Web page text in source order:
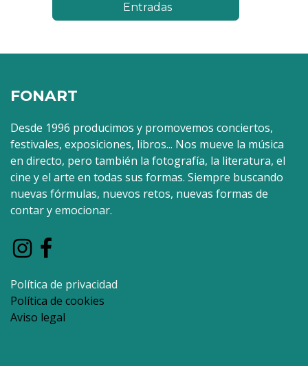
Entradas
FONART
Desde 1996 producimos y promovemos conciertos,
festivales, exposiciones, libros... Nos mueve la música
en directo, pero también la fotografía, la literatura, el
cine y el arte en todas sus formas. Siempre buscando
nuevas fórmulas, nuevos retos, nuevas formas de
contar y emocionar.
Política de privacidad
Política de cookies
Aviso legal